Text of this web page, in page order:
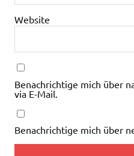
Website
Benachrichtige mich über
via E-Mail.
Benachrichtige mich über